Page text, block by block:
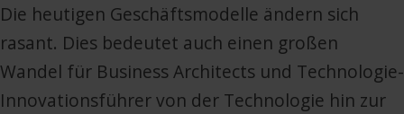
Die heutigen Geschäftsmodelle ändern sich
rasant. Dies bedeutet auch einen großen
Wandel für Business Architects und Technologie-
Innovationsführer von der Technologie hin zur